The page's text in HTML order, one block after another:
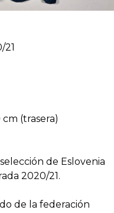
(trasera)
de Eslovenia
2020/21.
de la federación